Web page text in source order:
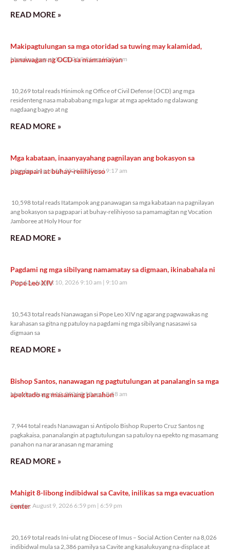
READ MORE »
Makipagtulungan sa mga otoridad sa tuwing may kalamidad,
panawagan ng OCD sa mamamayan
Monday, August 10, 2026 9:26 am 9:26 am
10,269 total reads Hinimok ng Office of Civil Defense (OCD) ang mga
residenteng nasa mabababang mga lugar at mga apektado ng dalawang
nagdaang bagyo at ng
READ MORE »
Mga kabataan, inaanyayahang pagnilayan ang bokasyon sa
pagpapari at buhay-relihiyoso
Monday, August 10, 2026 9:17 am 9:17 am
10,598 total reads Itatampok ang panawagan sa mga kabataan na pagnilayan
ang bokasyon sa pagpapari at buhay-relihiyoso sa pamamagitan ng Vocation
Jamboree at Holy Hour for
READ MORE »
Pagdami ng mga sibilyang namamatay sa digmaan, ikinabahala ni
Pope Leo XIV
Monday, August 10, 2026 9:10 am 9:10 am
10,543 total reads Nanawagan si Pope Leo XIV ng agarang pagwawakas ng
karahasan sa gitna ng patuloy na pagdami ng mga sibilyang nasasawi sa
digmaan sa
READ MORE »
Bishop Santos, nanawagan ng pagtutulungan at panalangin sa mga
apektado ng masamang panahon
Monday, August 10, 2026 8:58 am 8:58 am
7,944 total reads Nanawagan si Antipolo Bishop Ruperto Cruz Santos ng
pagkakaisa, pananalangin at pagtutulungan sa patuloy na epekto ng masamang
panahon na nararanasan ng maraming
READ MORE »
Mahigit 8-libong indibidwal sa Cavite, inilikas sa mga evacuation
center
Sunday, August 9, 2026 6:59 pm 6:59 pm
20,169 total reads Ini-ulat ng Diocese of Imus – Social Action Center na 8,026
indibidwal mula sa 2,386 pamilya sa Cavite ang kasalukuyang na-displace at